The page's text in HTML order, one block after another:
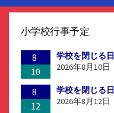
小学校行事予定
8
10
学校を閉じる日
2026年8月10日
8
12
学校を閉じる日
2026年8月12日